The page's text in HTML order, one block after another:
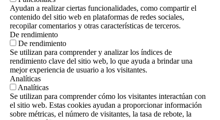
Ayudan a realizar ciertas funcionalidades, como compartir el
contenido del sitio web en plataformas de redes sociales,
recopilar comentarios y otras características de terceros.
De rendimiento
De rendimiento
Se utilizan para comprender y analizar los índices de
rendimiento clave del sitio web, lo que ayuda a brindar una
mejor experiencia de usuario a los visitantes.
Analíticas
Analíticas
Se utilizan para comprender cómo los visitantes interactúan con
el sitio web. Estas cookies ayudan a proporcionar información
sobre métricas, el número de visitantes, la tasa de rebote, la